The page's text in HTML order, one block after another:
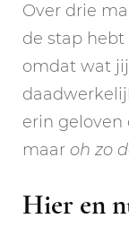
Over drie
de stap
omdat wat
erin geloven
maar oh zo
Hier en